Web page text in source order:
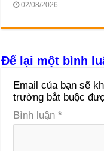
02/08/2026
Để lại một bình
Email của bạn sẽ
trường bắt buộc
Bình luận*